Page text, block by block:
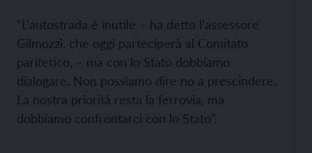
“L’autostrada è inutile – ha detto l’assessore
Gilmozzi, che oggi parteciperà al Comitato
paritetico, – ma con lo Stato dobbiamo
dialogare. Non possiamo dire no a prescindere.
La nostra priorità resta la ferrovia, ma
dobbiamo confrontarci con lo Stato”.